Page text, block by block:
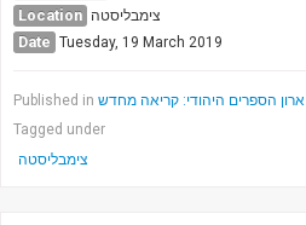
Location צימבליסטה
Date Tuesday, 19 March 2019
Published in ארון הספרים היהודי: קריאה מחדש
Tagged under
צימבליסטה